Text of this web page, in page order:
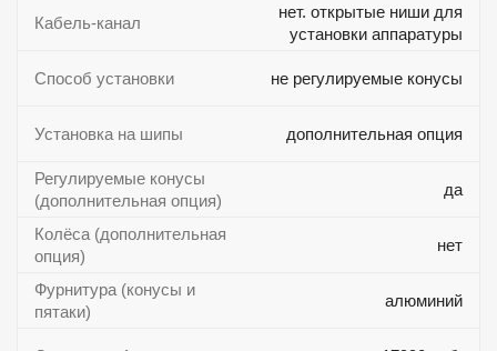
Кабель-канал
нет. открытые ниши для
установки аппаратуры
Способ установки не регулируемые конусы
Установка на шипы дополнительная опция
Регулируемые конусы
(дополнительная опция)
да
Колёса (дополнительная
опция)
нет
Фурнитура (конусы и
пятаки)
алюминий